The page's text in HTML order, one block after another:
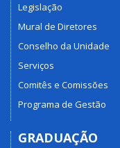
Legislação
Mural de Diretores
Conselho da Unidade
Serviços
Comitês e Comissões
Programa de Gestão
GRADUAÇÃO